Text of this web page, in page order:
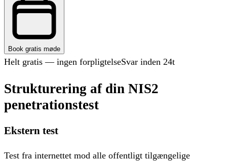
Book gratis møde
Helt gratis — ingen forpligtelseSvar inden 24t
Strukturering af din NIS2
penetrationstest
Ekstern test
Test fra internettet mod alle offentligt tilgængelige